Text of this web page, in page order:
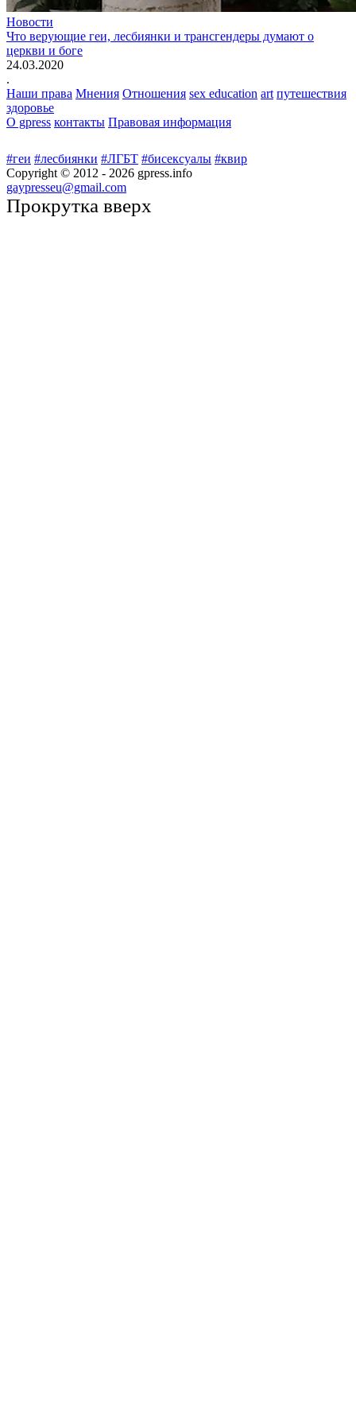
Новости
Что верующие геи, лесбиянки и трансгендеры думают о
церкви и боге
24.03.2020
.
Наши права Мнения Отношения sex education art путешествия
здоровье
О gpress контакты Правовая информация
#геи #лесбиянки #ЛГБТ #бисексуалы #квир
Copyright © 2012 - 2026 gpress.info
gaypresseu@gmail.com
Прокрутка вверх